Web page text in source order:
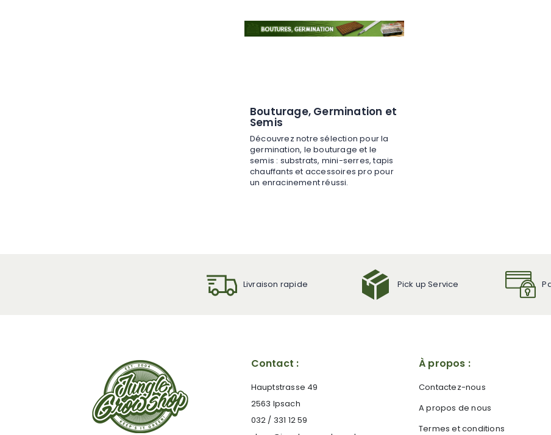
Bouturage, Germination et
Semis
Découvrez notre sélection pour la
germination, le bouturage et le
semis : substrats, mini-serres, tapis
chauffants et accessoires pro pour
un enracinement réussi.
Livraison rapide Pick up Service
Contact :
Hauptstrasse 49
2563 Ipsach
032 / 331 12 59
À propos :
Contactez-nous
A propos de nous
Termes et conditions